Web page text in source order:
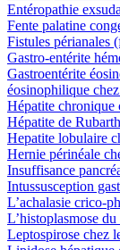
Entéropathie
Fente palatine
Fistules périanales
Gastro-entérite
Gastroentérite
éosinophilique
Hépatite chronique
Hépatite de
Hepatite lobulaire
Hernie périnéale
Insuffisance
Intussusception
L’achalasie crico-
L’histoplasmose
Leptospirose chez